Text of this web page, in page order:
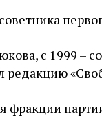
с 1999 –
редакцию
фракции